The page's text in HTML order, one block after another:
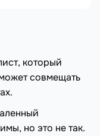
который
совмещать
но это не так.